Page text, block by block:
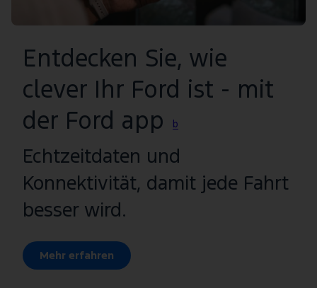
Entdecken Sie, wie
clever Ihr Ford ist - mit
der Ford app
b
Echtzeitdaten und
Konnektivität, damit jede Fahrt
besser wird.
Mehr erfahren